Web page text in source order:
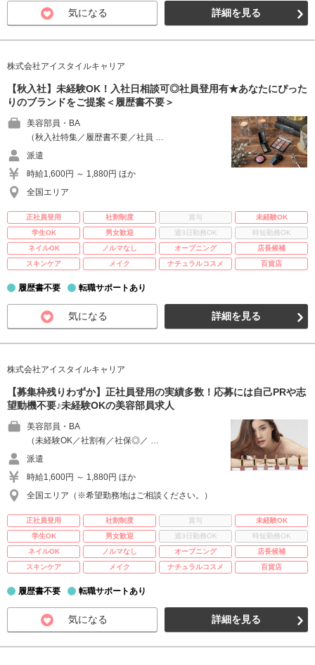
気になる 詳細を見る
株式会社アイスタイルキャリア
【秋入社】未経験OK！入社日相談可◎社員登用有★あなたにぴった
りのブランドをご提案＜履歴書不要＞
美容部員・BA
（秋入社特集／履歴書不要／社員 …
派遣
時給1,600円 ～ 1,880円 ほか
全国エリア
正社員登用 社割制度 賞与
未経験OK
学生OK
男女歓迎 週3日勤務OK
時短勤務OK
ネイルOK
ノルマなし オープニング
店長候補
スキンケア
メイク ナチュラルコスメ 百貨店
履歴書不要 転職サポートあり
気になる 詳細を見る
株式会社アイスタイルキャリア
【募集枠残りわずか】正社員登用の実績多数！応募には自己PRや志
望動機不要♪未経験OKの美容部員求人
美容部員・BA
（未経験OK／社割有／社保◎／ …
派遣
時給1,600円 ～ 1,880円 ほか
全国エリア（※希望勤務地はご相談ください。）
正社員登用 社割制度 賞与
未経験OK
学生OK
男女歓迎 週3日勤務OK
時短勤務OK
ネイルOK
ノルマなし オープニング
店長候補
スキンケア
メイク ナチュラルコスメ 百貨店
履歴書不要 転職サポートあり
気になる 詳細を見る